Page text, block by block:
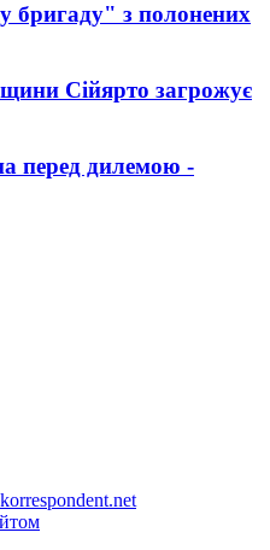
бригаду" з полонених
Сійярто загрожує
перед дилемою -